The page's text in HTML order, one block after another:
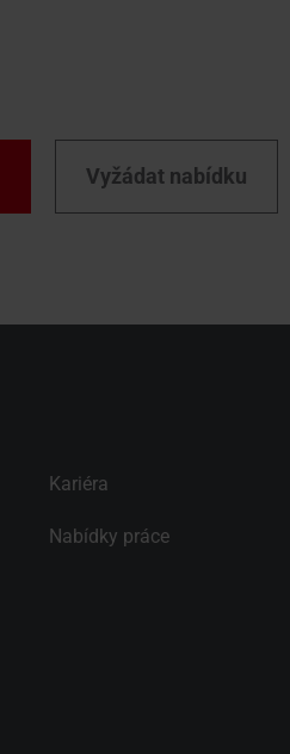
Vyžádat nabídku
Kariéra
Nabídky práce